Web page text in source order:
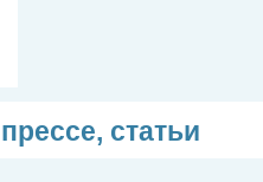
статьи